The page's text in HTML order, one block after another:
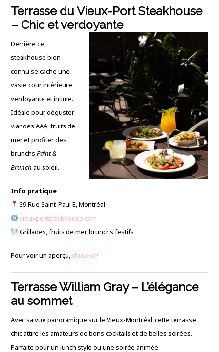
Terrasse du Vieux-Port Steakhouse
– Chic et verdoyante
Derrière ce
steakhouse bien
connu se cache une
vaste cour intérieure
verdoyante et intime.
Idéale pour déguster
viandes AAA, fruits de
mer et profiter des
brunchsPaint &
Brunch au soleil.
Info pratique
39 Rue Saint-Paul E, Montréal
vieuxportsteakhouse.com
Grillades, fruits de mer, brunchs festifs
Pour voir un aperçu, clique ici!
Terrasse William Gray – L’élégance
au sommet
Avec sa vue panoramique sur le Vieux-Montréal, cette terrasse
chic attire les amateurs de bons cocktails et de belles soirées.
Parfaite pour un lunch stylé ou une soirée animée.